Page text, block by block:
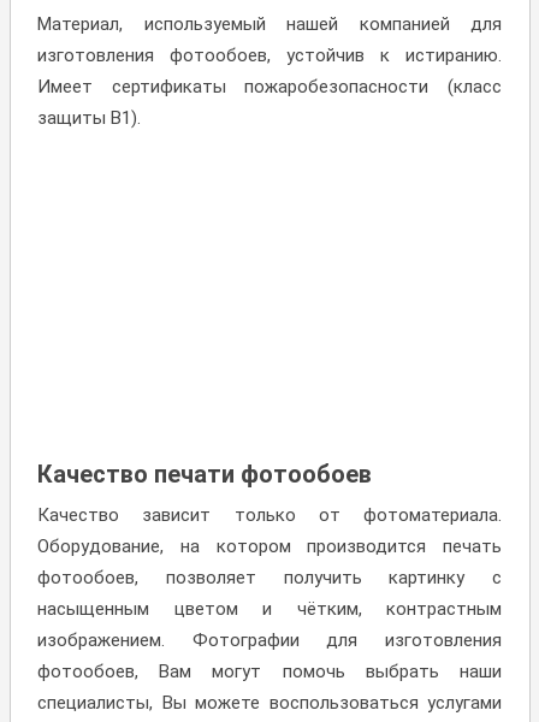
Материал, используемый нашей компанией для
изготовления фотообоев, устойчив к истиранию.
Имеет сертификаты пожаробезопасности (класс
защиты В1).
Качество печати фотообоев
Качество зависит только от фотоматериала.
Оборудование, на котором производится печать
фотообоев, позволяет получить картинку с
насыщенным цветом и чётким, контрастным
изображением. Фотографии для изготовления
фотообоев, Вам могут помочь выбрать наши
специалисты, Вы можете воспользоваться услугами